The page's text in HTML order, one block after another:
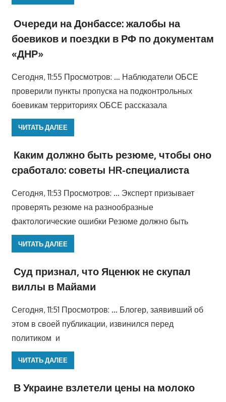
Очереди на Донбассе: жалобы на
боевиков и поездки в РФ по документам
«ДНР»
Сегодня, 11:55 Просмотров: … Наблюдатели ОБСЕ
проверили пункты пропуска на подконтрольных
боевикам территориях ОБСЕ рассказала
ЧИТАТЬ ДАЛЕЕ
Каким должно быть резюме, чтобы оно
сработало: советы HR-специалиста
Сегодня, 11:53 Просмотров: … Эксперт призывает
проверять резюме на разнообразные
фактологические ошибки Резюме должно быть
ЧИТАТЬ ДАЛЕЕ
Суд признал, что Яценюк не скупал
виллы в Майами
Сегодня, 11:51 Просмотров: … Блогер, заявивший об
этом в своей публикации, извинился перед
политиком и
ЧИТАТЬ ДАЛЕЕ
В Украине взлетели цены на молоко